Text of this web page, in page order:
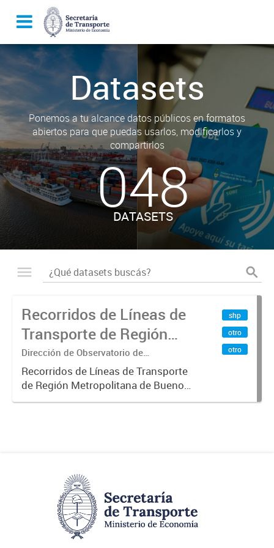
Datasets
Ponemos a tu alcance datos públicos en formatos
abiertos para que puedas usarlos, modificarlos y
compartirlos
048
DATASETS
Recorridos de Líneas de
Transporte de Región
Metropolitana de
Buenos Aires (RMBA)
Dirección de Observatorio de
Transporte, Estudio y Sistemas
Recorridos de Líneas de Transporte
de Región Metropolitana de Buenos
Aires (RMBA).-
shp
otro
otro